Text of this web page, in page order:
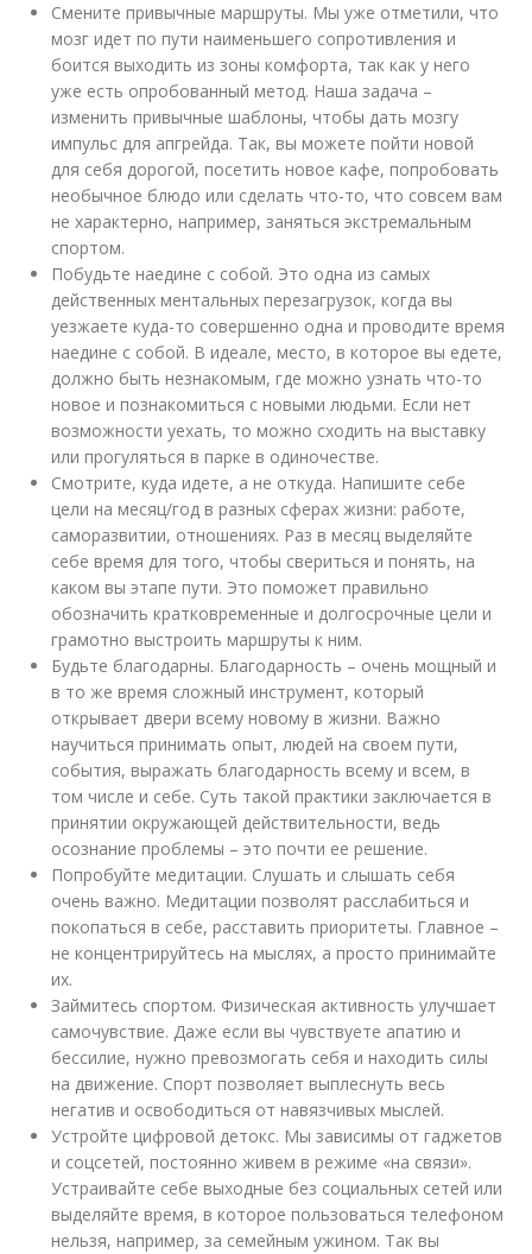
Смените привычные маршруты. Мы уже отметили, что
мозг идет по пути наименьшего сопротивления и
боится выходить из зоны комфорта, так как у него
уже есть опробованный метод. Наша задача –
изменить привычные шаблоны, чтобы дать мозгу
импульс для апгрейда. Так, вы можете пойти новой
для себя дорогой, посетить новое кафе, попробовать
необычное блюдо или сделать что-то, что совсем вам
не характерно, например, заняться экстремальным
спортом.
Побудьте наедине с собой. Это одна из самых
действенных ментальных перезагрузок, когда вы
уезжаете куда-то совершенно одна и проводите время
наедине с собой. В идеале, место, в которое вы едете,
должно быть незнакомым, где можно узнать что-то
новое и познакомиться с новыми людьми. Если нет
возможности уехать, то можно сходить на выставку
или прогуляться в парке в одиночестве.
Смотрите, куда идете, а не откуда. Напишите себе
цели на месяц/год в разных сферах жизни: работе,
саморазвитии, отношениях. Раз в месяц выделяйте
себе время для того, чтобы свериться и понять, на
каком вы этапе пути. Это поможет правильно
обозначить кратковременные и долгосрочные цели и
грамотно выстроить маршруты к ним.
Будьте благодарны. Благодарность – очень мощный и
в то же время сложный инструмент, который
открывает двери всему новому в жизни. Важно
научиться принимать опыт, людей на своем пути,
события, выражать благодарность всему и всем, в
том числе и себе. Суть такой практики заключается в
принятии окружающей действительности, ведь
осознание проблемы – это почти ее решение.
Попробуйте медитации. Слушать и слышать себя
очень важно. Медитации позволят расслабиться и
покопаться в себе, расставить приоритеты. Главное –
не концентрируйтесь на мыслях, а просто принимайте
их.
Займитесь спортом. Физическая активность улучшает
самочувствие. Даже если вы чувствуете апатию и
бессилие, нужно превозмогать себя и находить силы
на движение. Спорт позволяет выплеснуть весь
негатив и освободиться от навязчивых мыслей.
Устройте цифровой детокс. Мы зависимы от гаджетов
и соцсетей, постоянно живем в режиме «на связи».
Устраивайте себе выходные без социальных сетей или
выделяйте время, в которое пользоваться телефоном
нельзя, например, за семейным ужином. Так вы